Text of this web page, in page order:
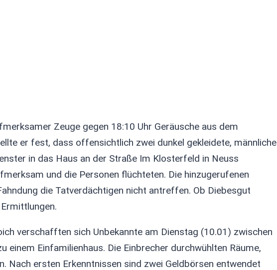
Zeuge gegen 18:10 Uhr Geräusche aus dem
er fest, dass offensichtlich zwei dunkel gekleidete, männliche
in das Haus an der Straße Im Klosterfeld in Neuss
und die Personen flüchteten. Die hinzugerufenen
die Tatverdächtigen nicht antreffen. Ob Diebesgut
verschafften sich Unbekannte am Dienstag (10.01) zwischen
einem Einfamilienhaus. Die Einbrecher durchwühlten Räume,
Nach ersten Erkenntnissen sind zwei Geldbörsen entwendet